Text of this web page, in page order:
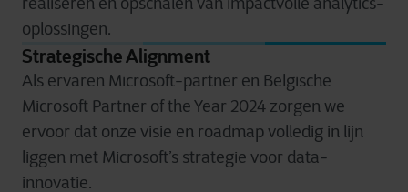
oplossingen.
Strategische Alignment
Als ervaren Microsoft-partner en Belgische
Microsoft Partner of the Year 2024 zorgen we
ervoor dat onze visie en roadmap volledig in lijn
liggen met Microsoft’s strategie voor data-
innovatie.